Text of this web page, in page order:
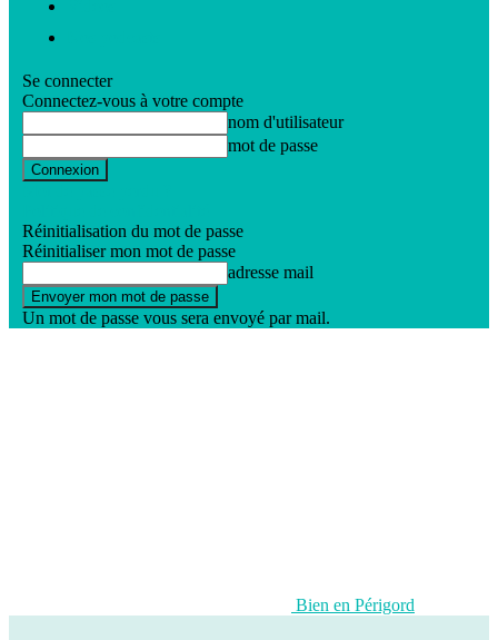
Se connecter
Connectez-vous à votre compte
nom d'utilisateur
mot de passe
Réinitialisation du mot de passe
Réinitialiser mon mot de passe
adresse mail
Un mot de passe vous sera envoyé par mail.
Bien en Périgord